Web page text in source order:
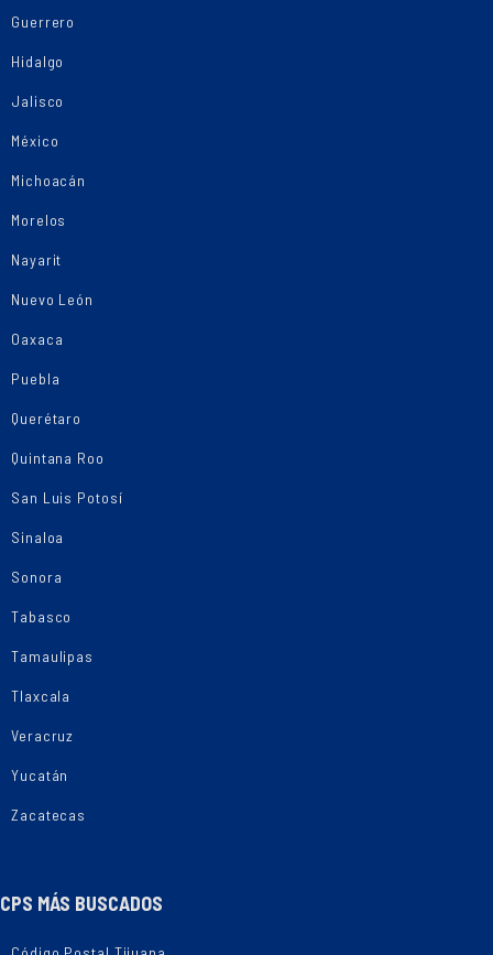
Guerrero
Hidalgo
Jalisco
México
Michoacán
Morelos
Nayarit
Nuevo León
Oaxaca
Puebla
Querétaro
Quintana Roo
San Luis Potosí
Sinaloa
Sonora
Tabasco
Tamaulipas
Tlaxcala
Veracruz
Yucatán
Zacatecas
CPS MÁS BUSCADOS